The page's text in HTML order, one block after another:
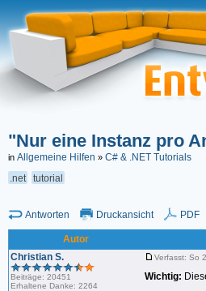
"Nur eine Instanz pro
in Allgemeine Hilfen » C# & .NET Tutorials
.net
tutorial
Antworten Druckansicht PDF
Autor
Christian S.
Beiträge: 20451
Erhaltene Danke: 2264
Verfasst: So
Wichtig: